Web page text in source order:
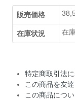
販売価格
在庫状況 在
特定商取引法
この商品を友
この商品につ